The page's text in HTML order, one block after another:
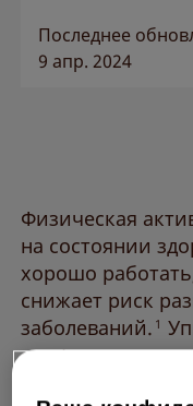
Последнее
9 апр. 2024
Физическая
на состоянии
хорошо
снижает риск
заболеваний. 1
профилактики и